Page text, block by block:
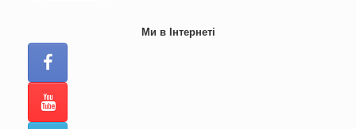
Ми в Інтернеті